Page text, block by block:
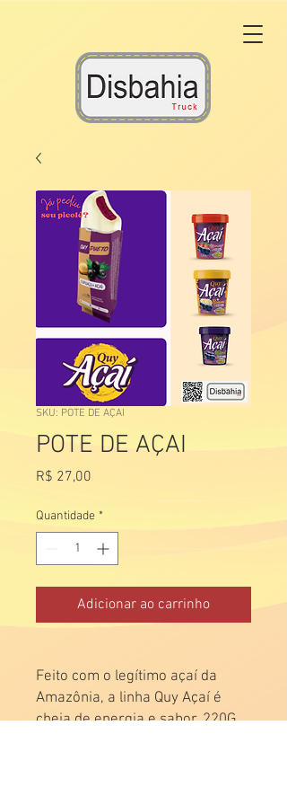
SKU: POTE DE AÇAI
POTE DE AÇAI
R$ 27,00
Quantidade *
Adicionar ao carrinho
Feito com o legítimo açaí da
Amazônia, a linha Quy Açaí é
cheia de energia e sabor. 220G